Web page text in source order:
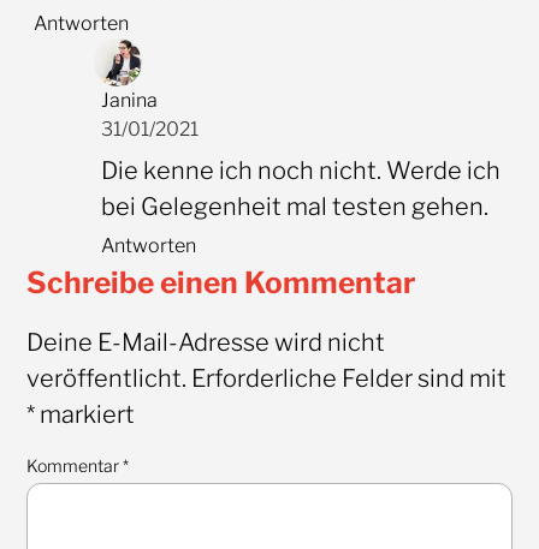
Antworten
Janina
31/01/2021
Die kenne ich noch nicht. Werde ich
bei Gelegenheit mal testen gehen.
Antworten
Schreibe einen Kommentar
Deine E-Mail-Adresse wird nicht
veröffentlicht. Erforderliche Felder sind mit
*markiert
Kommentar*